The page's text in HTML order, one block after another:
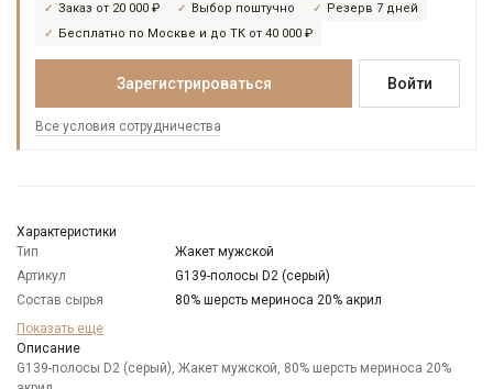
Заказ от 20 000 ₽ Выбор поштучно
Резерв 7 дней
Бесплатно по Москве и до ТК от 40 000 ₽
Зарегистрироваться Войти
Все условия сотрудничества
Характеристики
Тип
Жакет мужской
Артикул
G139-полосы D2 (серый)
Состав сырья
80% шерсть мериноса 20% акрил
Бренд
Модель
Цвет
Серый
Показать еще
Описание
G139-полосы D2 (серый), Жакет мужской, 80% шерсть мериноса 20%